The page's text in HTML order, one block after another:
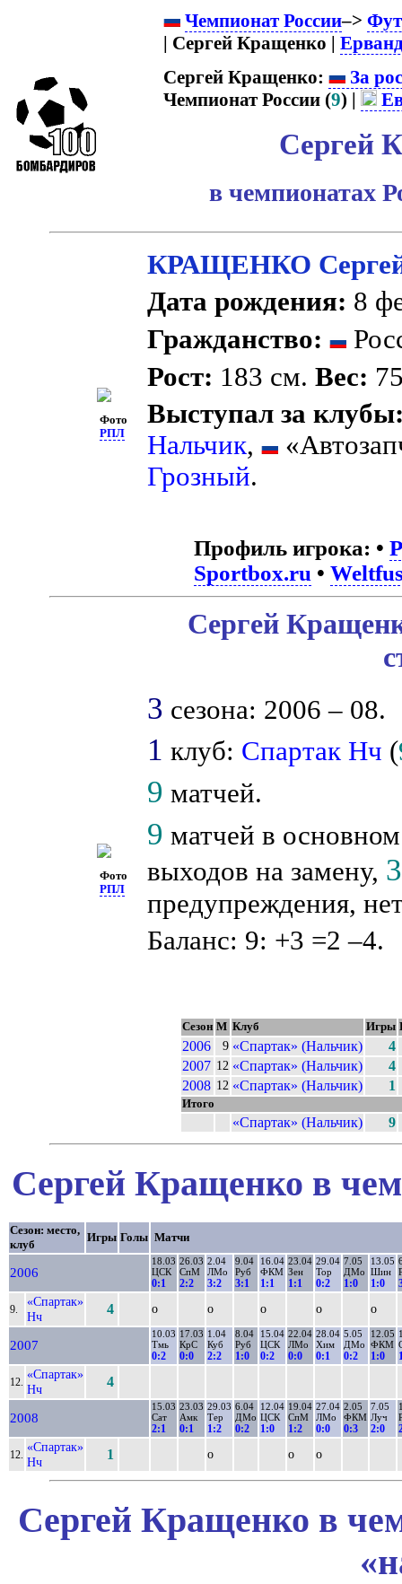
Чемпионат России–>
| Сергей Кращенко |
Сергей Кращенко:
За
Чемпионат России (9) |
Сергей
в чемпионатах
Фото
РПЛ
КРАЩЕНКО
Дата рождения: 8
Гражданство:
Рост: 183 см.Вес:
Выступал за
Нальчик,
Грозный.
Профиль игрока: •
Sportbox.ru •
Фото
РПЛ
Сергей
3 сезона: 2006 – 08.
1 клуб: Спартак Нч (
9 матчей.
9 матчей в
выходов на замену,
предупреждения,
Баланс: 9: +3 =2 –4.
Сезон М Клуб Игры
2006 9 «Спартак» (Нальчик)
4
2007 12 «Спартак» (Нальчик)
4
2008 12 «Спартак» (Нальчик) 1
Итого
«Спартак» (Нальчик) 9
Сергей Кращенко в
Сезон: место,
клуб
Игры Голы Матчи
2006
18.03
ЦСК
0:1
26.03
СпМ
2:2
2.04
ЛМо
3:2
9.04
Руб
3:1
16.04
ФКМ
1:1
23.04
Зен
1:1
29.04
Тор
0:2
7.05
ДМо
1:0
13.05
Шин
1:0
9.
«Спартак»
Нч
4 о о о о о
2007
10.03
Тмь
0:2
17.03
КрС
0:0
1.04
Куб
2:2
8.04
Руб
1:0
15.04
ЦСК
0:2
22.04
ЛМо
0:0
28.04
Хим
0:1
5.05
ДМо
0:2
12.05
ФКМ
1:0
12.
«Спартак»
Нч
4
2008
15.03
Сат
2:1
23.03
Амк
0:1
29.03
Тер
1:2
6.04
ДМо
0:2
12.04
ЦСК
1:0
19.04
СпМ
1:2
27.04
ЛМо
0:0
2.05
ФКМ
0:3
7.05
Луч
2:0
12.
«Спартак»
Нч
1 о о о
Сергей Кращенко в